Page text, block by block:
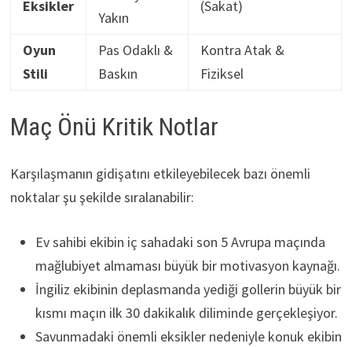
Eksikler
Yakın
(Sakat)
Oyun
Stili
Pas Odaklı &
Baskın
Kontra Atak &
Fiziksel
Maç Önü Kritik Notlar
Karşılaşmanın gidişatını etkileyebilecek bazı önemli
noktalar şu şekilde sıralanabilir:
Ev sahibi ekibin iç sahadaki son 5 Avrupa maçında
mağlubiyet almaması büyük bir motivasyon kaynağı.
İngiliz ekibinin deplasmanda yediği gollerin büyük bir
kısmı maçın ilk 30 dakikalık diliminde gerçekleşiyor.
Savunmadaki önemli eksikler nedeniyle konuk ekibin